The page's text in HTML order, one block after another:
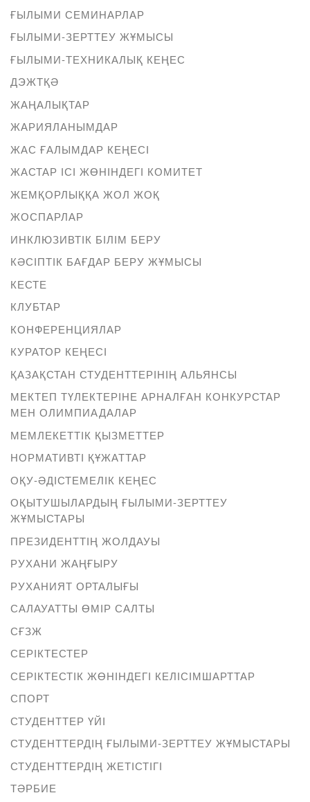
ҒЫЛЫМИ СЕМИНАРЛАР
ҒЫЛЫМИ-ЗЕРТТЕУ ЖҰМЫСЫ
ҒЫЛЫМИ-ТЕХНИКАЛЫҚ КЕҢЕС
ДЭЖТҚӘ
ЖАҢАЛЫҚТАР
ЖАРИЯЛАНЫМДАР
ЖАС ҒАЛЫМДАР КЕҢЕСІ
ЖАСТАР ІСІ ЖӨНІНДЕГІ КОМИТЕТ
ЖЕМҚОРЛЫҚҚА ЖОЛ ЖОҚ
ЖОСПАРЛАР
ИНКЛЮЗИВТІК БІЛІМ БЕРУ
КӘСІПТІК БАҒДАР БЕРУ ЖҰМЫСЫ
КЕСТЕ
КЛУБТАР
КОНФЕРЕНЦИЯЛАР
КУРАТОР КЕҢЕСІ
ҚАЗАҚСТАН СТУДЕНТТЕРІНІҢ АЛЬЯНСЫ
МЕКТЕП ТҮЛЕКТЕРІНЕ АРНАЛҒАН КОНКУРСТАР
МЕН ОЛИМПИАДАЛАР
МЕМЛЕКЕТТІК ҚЫЗМЕТТЕР
НОРМАТИВТІ ҚҰЖАТТАР
ОҚУ-ӘДІСТЕМЕЛІК КЕҢЕС
ОҚЫТУШЫЛАРДЫҢ ҒЫЛЫМИ-ЗЕРТТЕУ
ЖҰМЫСТАРЫ
ПРЕЗИДЕНТТІҢ ЖОЛДАУЫ
РУХАНИ ЖАҢҒЫРУ
РУХАНИЯТ ОРТАЛЫҒЫ
САЛАУАТТЫ ӨМІР САЛТЫ
СҒЗЖ
СЕРІКТЕСТЕР
СЕРІКТЕСТІК ЖӨНІНДЕГІ КЕЛІСІМШАРТТАР
СПОРТ
СТУДЕНТТЕР ҮЙІ
СТУДЕНТТЕРДІҢ ҒЫЛЫМИ-ЗЕРТТЕУ ЖҰМЫСТАРЫ
СТУДЕНТТЕРДІҢ ЖЕТІСТІГІ
ТӘРБИЕ